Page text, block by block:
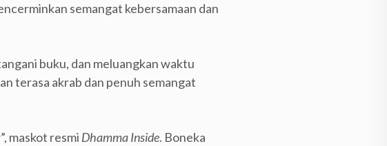
semangat kebersamaan dan
buku, dan meluangkan waktu
terasa akrab dan penuh semangat
maskot resmi Dhamma Inside. Boneka